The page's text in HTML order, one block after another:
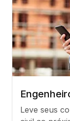
Leve seus